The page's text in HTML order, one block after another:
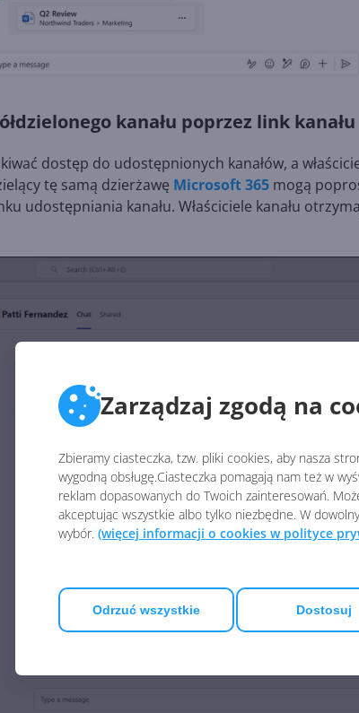
Zarządzaj zgodą na
Zbieramy ciasteczka, tzw. pliki cookies, aby nasza
wygodną obsługę.Ciasteczka pomagają nam też w
reklam dopasowanych do Twoich zainteresowań.
akceptując wszystkie albo tylko niezbędne. W
wybór. (więcej informacji o cookies w polityce
Odrzuć wszystkie Dostosuj
kanału poprzez link kanału
dostęp do udostępnionych kanałów, a
tę samą dzierżawę Microsoft 365 mogą
udostępniania kanału. Właściciele kanału